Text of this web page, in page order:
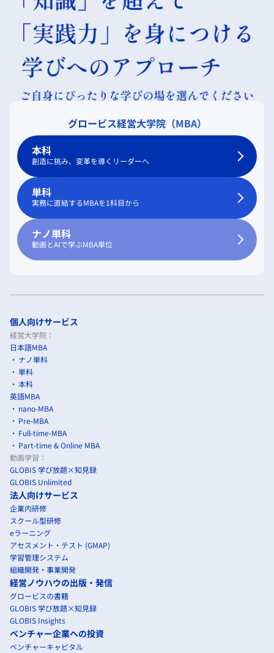
グロービス経営大学院（MBA）
本科
創造に挑み、変革を導くリーダーへ
単科
実務に直結するMBAを1科目から
ナノ単科
動画とAIで学ぶMBA単位
個人向けサービス
経営大学院：
日本語MBA
ナノ単科
単科
本科
英語MBA
nano-MBA
Pre-MBA
Full-time-MBA
Part-time & Online MBA
動画学習：
GLOBIS 学び放題×知見録
GLOBIS Unlimited
法人向けサービス
企業内研修
スクール型研修
eラーニング
アセスメント・テスト (GMAP)
学習管理システム
組織開発・事業開発
経営ノウハウの出版・発信
グロービスの書籍
GLOBIS 学び放題×知見録
GLOBIS Insights
ベンチャー企業への投資
ベンチャーキャピタル